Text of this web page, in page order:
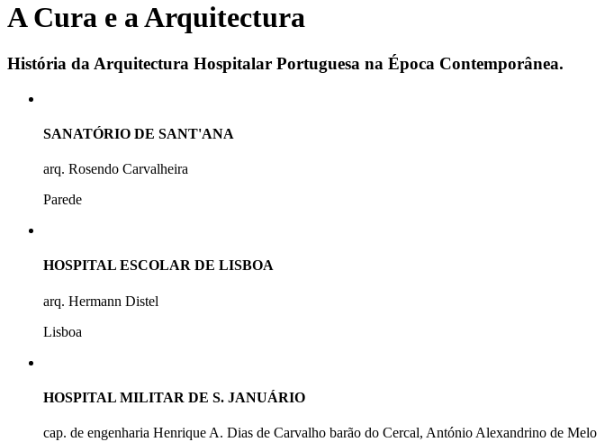
A Cura e a Arquitectura
História da Arquitectura Hospitalar Portuguesa na Época Contemporânea.
SANATÓRIO DE SANT'ANA
arq. Rosendo Carvalheira
Parede
HOSPITAL ESCOLAR DE LISBOA
arq. Hermann Distel
Lisboa
HOSPITAL MILITAR DE S. JANUÁRIO
cap. de engenharia Henrique A. Dias de Carvalho barão do Cercal, António Alexandrino de Melo